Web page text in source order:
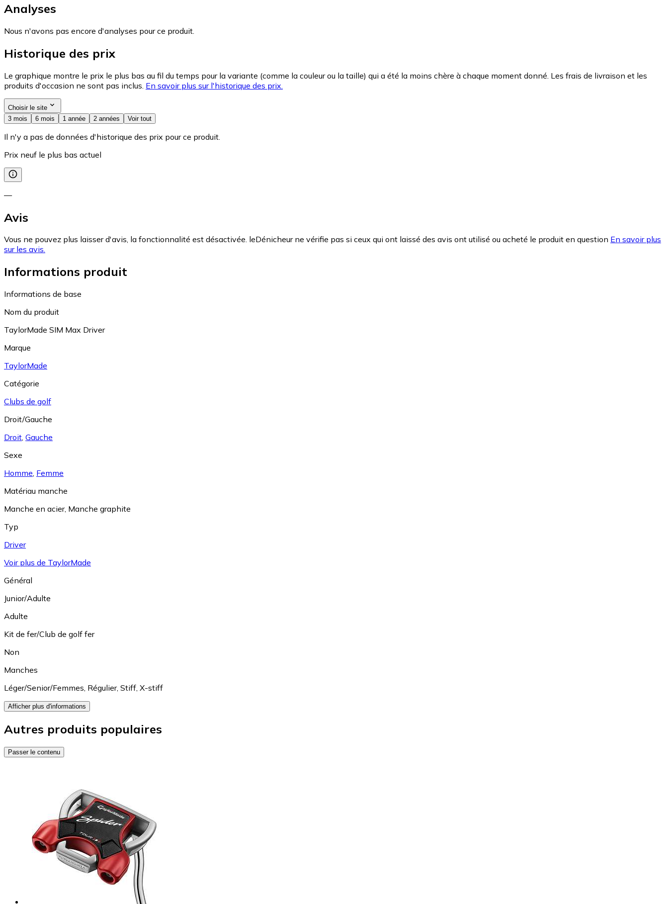
Analyses
Nous n'avons pas encore d'analyses pour ce produit.
Historique des prix
Le graphique montre le prix le plus bas au fil du temps pour la variante (comme la couleur ou la taille) qui a été la moins chère à chaque moment donné. Les frais de livraison et les
produits d'occasion ne sont pas inclus. En savoir plus sur l'historique des prix.
Choisir le site
3 mois
6 mois 1 année 2 années Voir tout
Il n'y a pas de données d'historique des prix pour ce produit.
Prix neuf le plus bas actuel
—
Avis
Vous ne pouvez plus laisser d'avis, la fonctionnalité est désactivée. leDénicheur ne vérifie pas si ceux qui ont laissé des avis ont utilisé ou acheté le produit en question En savoir plus
sur les avis.
Informations produit
Informations de base
Nom du produit
TaylorMade SIM Max Driver
Marque
TaylorMade
Catégorie
Clubs de golf
Droit/Gauche
Droit, Gauche
Sexe
Homme, Femme
Matériau manche
Manche en acier, Manche graphite
Typ
Driver
Voir plus de TaylorMade
Général
Junior/Adulte
Adulte
Kit de fer/Club de golf fer
Non
Manches
Léger/Senior/Femmes, Régulier, Stiff, X-stiff
Afficher plus d'informations
Autres produits populaires
Passer le contenu